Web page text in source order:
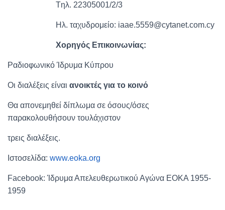
Tηλ. 22305001/2/3
Ηλ. ταχυδρομείο: iaae.5559@cytanet.com.cy
Χορηγός Επικοινωνίας:
Ραδιοφωνικό Ίδρυμα Κύπρου
Οι διαλέξεις είναι ανοικτές για το κοινό
Θα απονεμηθεί δίπλωμα σε όσους/όσες
παρακολουθήσουν τουλάχιστον
τρεις διαλέξεις.
Ιστοσελίδα: www.eoka.org
Facebook: Ίδρυμα Απελευθερωτικού Αγώνα ΕΟΚΑ 1955-
1959